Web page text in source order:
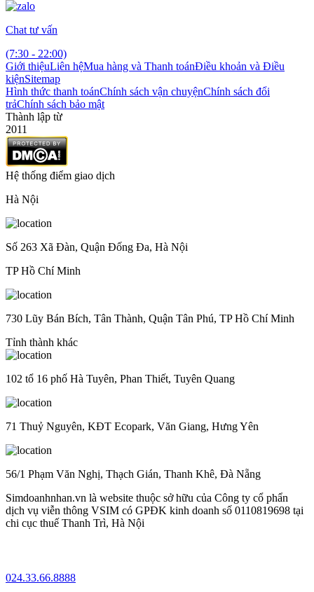
Chat tư vấn
(7:30 - 22:00)
Giới thiệuLiên hệMua hàng và Thanh toánĐiều khoản và Điều
kiệnSitemap
Hình thức thanh toánChính sách vận chuyệnChính sách đổi
trảChính sách bảo mật
Thành lập từ
2011
Hệ thống điểm giao dịch
Hà Nội
Số 263 Xã Đàn, Quận Đống Đa, Hà Nội
TP Hồ Chí Minh
730 Lũy Bán Bích, Tân Thành, Quận Tân Phú, TP Hồ Chí Minh
Tỉnh thành khác
102 tổ 16 phố Hà Tuyên, Phan Thiết, Tuyên Quang
71 Thuỷ Nguyên, KĐT Ecopark, Văn Giang, Hưng Yên
56/1 Phạm Văn Nghị, Thạch Gián, Thanh Khê, Đà Nẵng
Simdoanhnhan.vn là website thuộc sở hữu của Công ty cổ phẩn
dịch vụ viễn thông VSIM có GPĐK kinh doanh số 0110819698 tại
chi cục thuế Thanh Trì, Hà Nội
024.33.66.8888